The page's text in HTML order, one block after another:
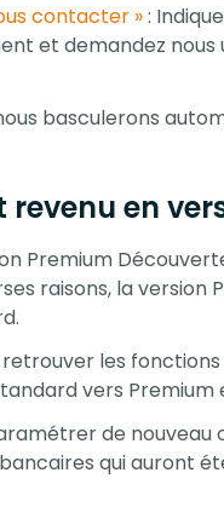
contacter »:
et demandez nous
basculerons
revenu en
Premium
raisons, la
retrouver les
vers
de
qui auront